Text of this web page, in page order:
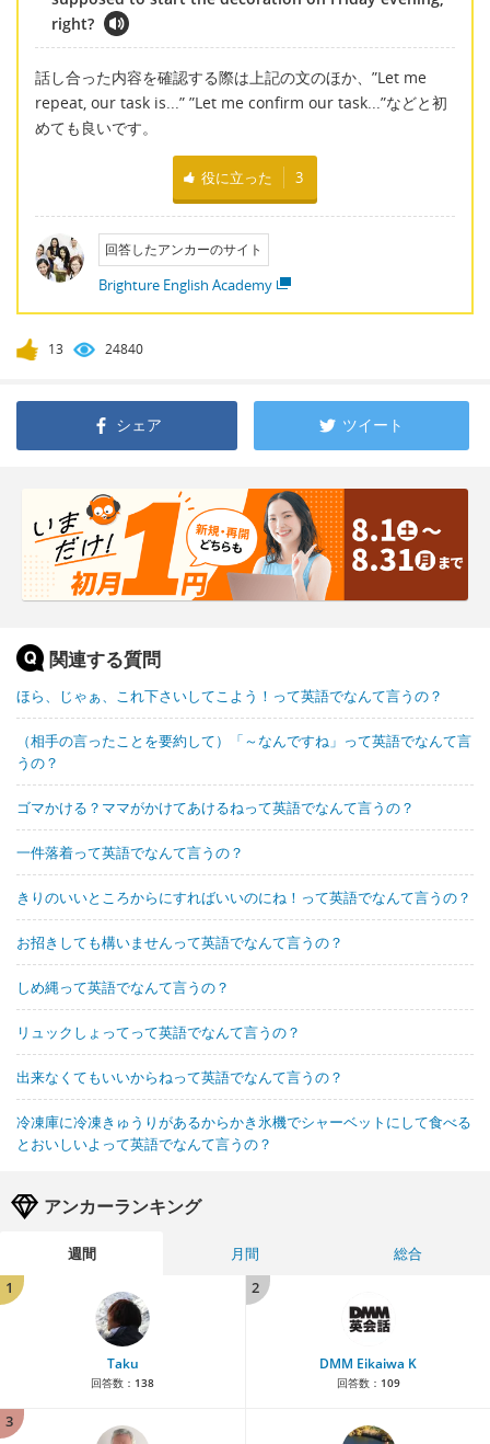
right?
話し合った内容を確認する際は上記の文のほか、”Let me
repeat, our task is...” ”Let me confirm our task...”などと初
めても良いです。
役に立った 3
回答したアンカーのサイト
Brighture English Academy
13 24840
シェア ツイート
関連する質問
ほら、じゃぁ、これ下さいしてこよう！って英語でなんて言うの？
（相手の言ったことを要約して）「～なんですね」って英語でなんて言
うの？
ゴマかける？ママがかけてあけるねって英語でなんて言うの？
一件落着って英語でなんて言うの？
きりのいいところからにすればいいのにね！って英語でなんて言うの？
お招きしても構いませんって英語でなんて言うの？
しめ縄って英語でなんて言うの？
リュックしょってって英語でなんて言うの？
出来なくてもいいからねって英語でなんて言うの？
冷凍庫に冷凍きゅうりがあるからかき氷機でシャーベットにして食べる
とおいしいよって英語でなんて言うの？
アンカーランキング
週間 月間
総合
1
Taku
回答数： 138
2
DMM Eikaiwa K
回答数： 109
3